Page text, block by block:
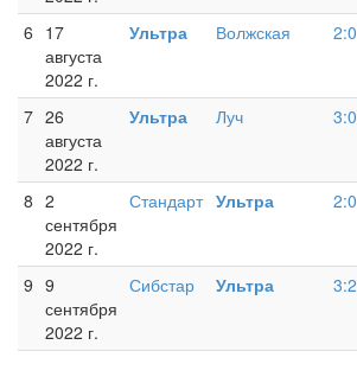
6 17
августа
2022 г.
Ультра Волжская 2:0
7 26
августа
2022 г.
Ультра Луч 3:0
8 2
сентября
2022 г.
Стандарт Ультра 2:0
9 9
сентября
2022 г.
Сибстар Ультра 3:2